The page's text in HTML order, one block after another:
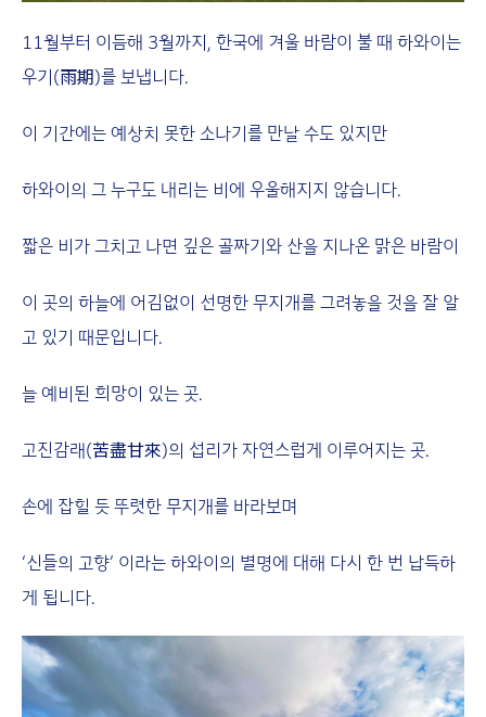
11월부터 이듬해 3월까지, 한국에 겨울 바람이 불 때 하와이는
우기(雨期)를 보냅니다.
이 기간에는 예상치 못한 소나기를 만날 수도 있지만
하와이의 그 누구도 내리는 비에 우울해지지 않습니다.
짧은 비가 그치고 나면 깊은 골짜기와 산을 지나온 맑은 바람이
이 곳의 하늘에 어김없이 선명한 무지개를 그려놓을 것을 잘 알
고 있기 때문입니다.
늘 예비된 희망이 있는 곳.
고진감래(苦盡甘來)의 섭리가 자연스럽게 이루어지는 곳.
손에 잡힐 듯 뚜렷한 무지개를 바라보며
‘신들의 고향’ 이라는 하와이의 별명에 대해 다시 한 번 납득하
게 됩니다.